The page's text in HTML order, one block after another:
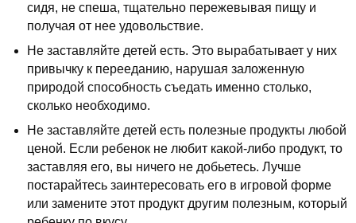
сидя, не спеша, тщательно пережевывая пищу и
получая от нее удовольствие.
Не заставляйте детей есть. Это вырабатывает у них
привычку к перееданию, нарушая заложенную
природой способность съедать именно столько,
сколько необходимо.
Не заставляйте детей есть полезные продукты любой
ценой. Если ребенок не любит какой-либо продукт, то
заставляя его, вы ничего не добьетесь. Лучше
постарайтесь заинтересовать его в игровой форме
или замените этот продукт другим полезным, который